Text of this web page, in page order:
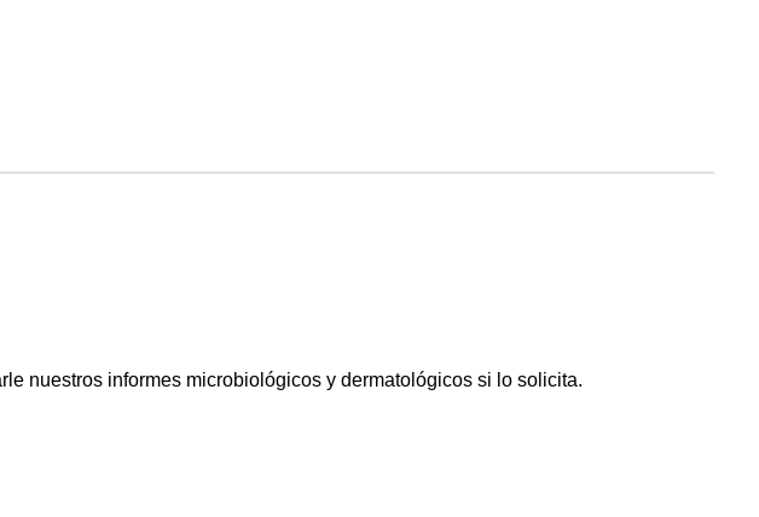
nuestros informes microbiológicos y dermatológicos si lo solicita.